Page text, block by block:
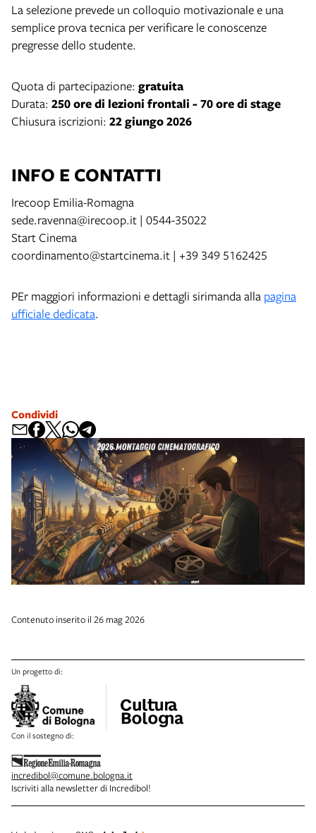
La selezione prevede un colloquio motivazionale e una
semplice prova tecnica per verificare le conoscenze
pregresse dello studente.
Quota di partecipazione: gratuita
Durata: 250 ore di lezioni frontali - 70 ore di stage
Chiusura iscrizioni: 22 giungo 2026
INFO E CONTATTI
Irecoop Emilia-Romagna
sede.ravenna@irecoop.it | 0544-35022
Start Cinema
coordinamento@startcinema.it | +39 349 5162425
PEr maggiori informazioni e dettagli sirimanda alla pagina
ufficiale dedicata.
Condividi
Contenuto inserito il 26 mag 2026
Un progetto di:
Con il sostegno di:
incredibol@comune.bologna.it
Iscriviti alla newsletter di Incredibol!